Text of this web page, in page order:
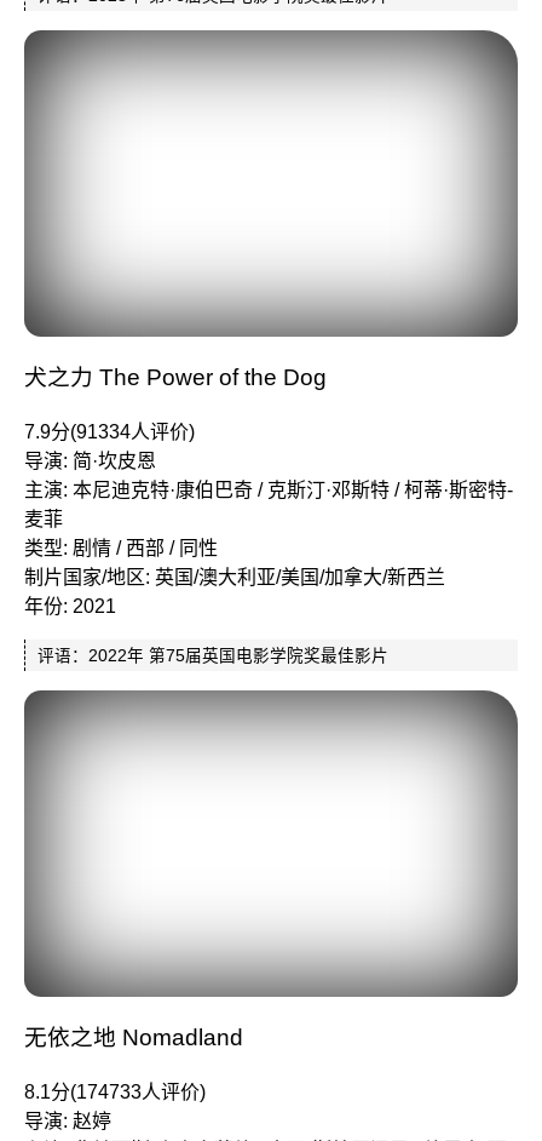
犬之力 The Power of the Dog
7.9分(91334人评价)
导演: 简·坎皮恩
主演: 本尼迪克特·康伯巴奇 / 克斯汀·邓斯特 / 柯蒂·斯密特-
麦菲
类型: 剧情 / 西部 / 同性
制片国家/地区: 英国/澳大利亚/美国/加拿大/新西兰
年份: 2021
评语：2022年 第75届英国电影学院奖最佳影片
无依之地 Nomadland
8.1分(174733人评价)
导演: 赵婷